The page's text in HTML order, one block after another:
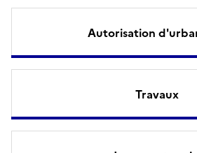
Autorisation
Travaux